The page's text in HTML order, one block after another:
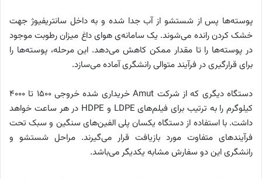
پوسته‌ها پس از شستشو از آب جدا شده و به داخل سانتریفیوژ جهت
خشک کردن رانده می‌شوند. یک سامانه‌ی هوای داغ میزان رطوبت موجود
در پوسته‌ها را تا مقدار ممکن کاهش می‌دهد. این مرحله، پوسته‌ها را
برای قرارگیری در فرآیند متوالی رانشگری آماده می‌سازد.
دستگاه دیگری که از شرکت Amut
خریداری شده خروجی 1500 تا 4000
کیلوگرم را به ترتیب برای فیلم‌های LDPE و HDPE در هر ساعت خواهد
داشت. با استفاده از دستگاه یکسان پلی الفین‌های سنگین و سبک تحت
فرآیندهای متفاوت مورد بازیافت قرار می‌گیرند. مراحل شستشو و
رانشگری این دو سفارش مشابه یکدیگر می‌باشد.